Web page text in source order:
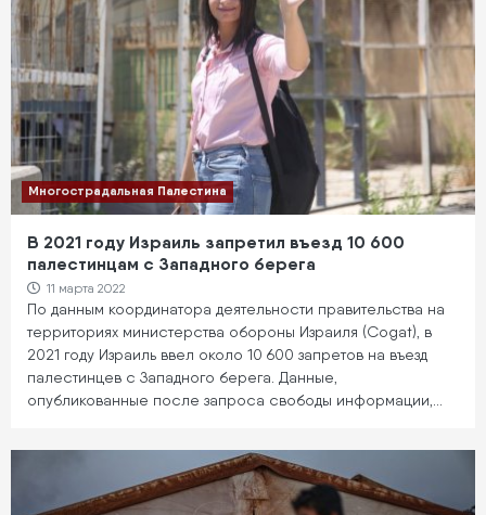
Многострадальная Палестина
В 2021 году Израиль запретил въезд 10 600
палестинцам с Западного берега
11 марта 2022
По данным координатора деятельности правительства на
территориях министерства обороны Израиля (Cogat), в
2021 году Израиль ввел около 10 600 запретов на въезд
палестинцев с Западного берега. Данные,
опубликованные после запроса свободы информации,…